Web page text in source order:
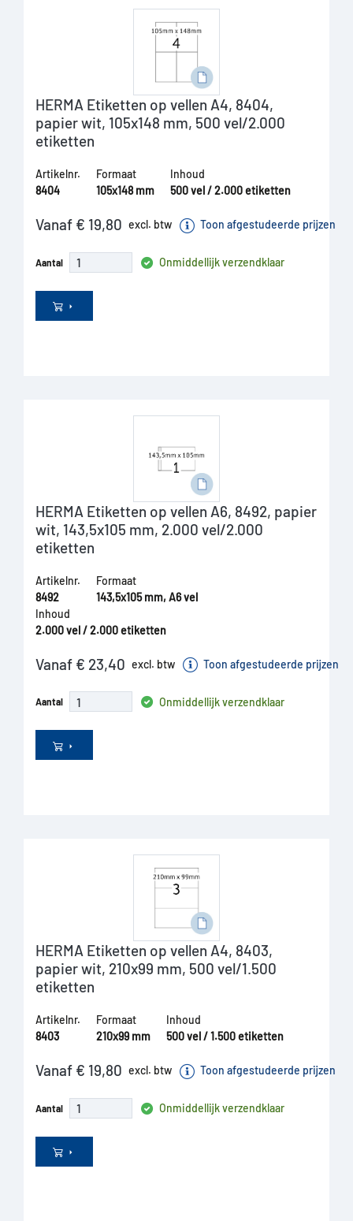
HERMA Etiketten op vellen A4, 8404,
papier wit, 105x148 mm, 500 vel/2.000
etiketten
Artikelnr.
8404
Formaat
105x148 mm
Inhoud
500 vel / 2.000 etiketten
Vanaf € 19,80 excl. btw Toon afgestudeerde prijzen
Aantal Onmiddellijk verzendklaar
HERMA Etiketten op vellen A6, 8492, papier
wit, 143,5x105 mm, 2.000 vel/2.000
etiketten
Artikelnr.
8492
Formaat
143,5x105 mm, A6 vel
Inhoud
2.000 vel / 2.000 etiketten
Vanaf € 23,40 excl. btw Toon afgestudeerde prijzen
Aantal Onmiddellijk verzendklaar
HERMA Etiketten op vellen A4, 8403,
papier wit, 210x99 mm, 500 vel/1.500
etiketten
Artikelnr.
8403
Formaat
210x99 mm
Inhoud
500 vel / 1.500 etiketten
Vanaf € 19,80 excl. btw Toon afgestudeerde prijzen
Aantal Onmiddellijk verzendklaar